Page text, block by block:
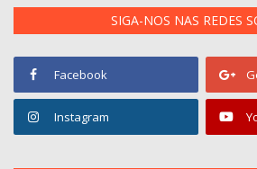
SIGA-NOS NAS REDES
Facebook
Instagram